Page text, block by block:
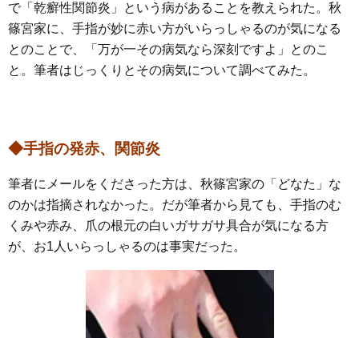
で「乾癬性関節炎」という病があることを教えられた。秋
篠宮家に、手指が妙に赤い方がいらっしゃるのが気になる
とのことで、「万が一その病気なら深刻ですよ」とのこ
と。筆者はじっくりとその病気について調べてみた。
◆手指の発赤、関節炎
筆者にメールをくださった方は、秋篠宮家の「どなた」な
のかは指摘されなかった。だが筆者から見ても、手指のむ
くみや赤み、爪の根元の白いガサガサ具合が気になる方
が、お1人いらっしゃるのは事実だった。